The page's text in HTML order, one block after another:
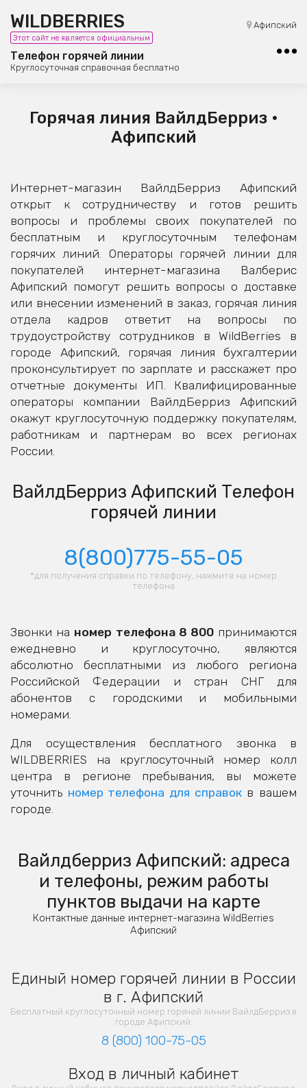
WILDBERRIES
Этот сайт не является официальным
Телефон горячей линии
Круглосуточная справочная бесплатно
Афипский
8 (800) 101-42-23
Бесплатная юридическая консультация
Горячая линия ВайлдБерриз •
Афипский
Интернет-магазин ВайлдБерриз Афипский
открыт к сотрудничеству и готов решить
вопросы и проблемы своих покупателей по
бесплатным и круглосуточным телефонам
горячих линий. Операторы горячей линии для
покупателей интернет-магазина Валберис
Афипский помогут решить вопросы о доставке
или внесении изменений в заказ, горячая линия
отдела кадров ответит на вопросы по
трудоустройству сотрудников в WildBerries в
городе Афипский, горячая линия бухгалтерии
проконсультирует по зарплате и расскажет про
отчетные документы ИП. Квалифицированные
операторы компании ВайлдБерриз Афипский
окажут круглосуточную поддержку покупателям,
работникам и партнерам во всех регионах
России.
ВайлдБерриз Афипский Телефон
горячей линии
8(800)775-55-05
*для получения справки по телефону, нажмите на номер
телефона
Звонки на номер телефона 8 800принимаются
ежедневно и круглосуточно, являются
абсолютно бесплатными из любого региона
Российской Федерации и стран СНГ для
абонентов с городскими и мобильными
номерами.
Для осуществления бесплатного звонка в
WILDBERRIES на круглосуточный номер колл
центра в регионе пребывания, вы можете
уточнить номер телефона для справокв вашем
городе.
Вайлдберриз Афипский: адреса
и телефоны, режим работы
пунктов выдачи на карте
Контактные данные интернет-магазина WildBerries
Афипский
Единый номер горячей линии в России
в г. Афипский
Бесплатный круглосуточный номер горячей линии ВайлдБерриз в
городе Афипский:
8 (800) 100-75-05
Вход в личный кабинет